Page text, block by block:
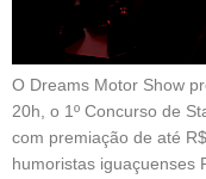
O Dreams Motor Show
20h, o 1º Concurso de
com premiação de até
humoristas iguaçuenses